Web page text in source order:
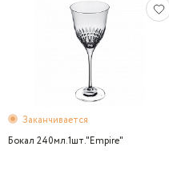
Заканчивается
Бокал 240мл.1шт."Empire"